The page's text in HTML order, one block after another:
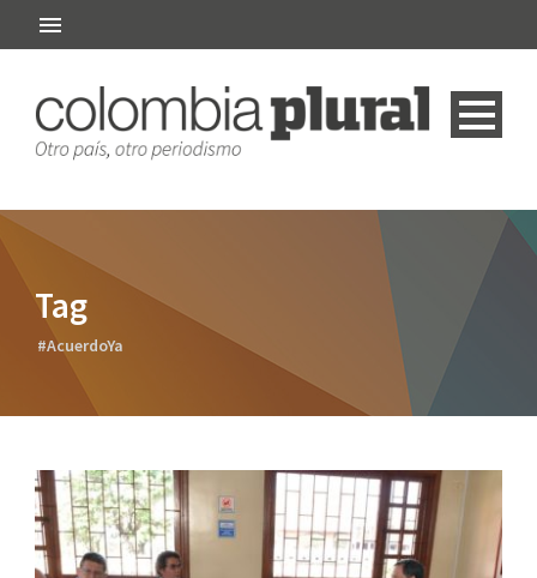
Tag
#AcuerdoYa